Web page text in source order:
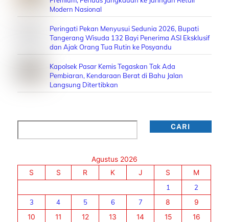
Modern Nasional
Peringati Pekan Menyusui Sedunia 2026, Bupati
Tangerang Wisuda 132 Bayi Penerima ASI Eksklusif
dan Ajak Orang Tua Rutin ke Posyandu
Kapolsek Pasar Kemis Tegaskan Tak Ada
Pembiaran, Kendaraan Berat di Bahu Jalan
Langsung Ditertibkan
CARI
Agustus 2026
S
S R K J S
M
1
2
3
4 5 6 7 8
9
10
11 12 13 14 15
16